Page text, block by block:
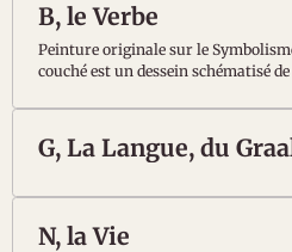
B, le Verbe
Peinture originale sur le
couché est un dessein schématisé
(boire, buccal, bec, biberon,
balbutier, bégayer, bavard,
G, La Langue, du
N, la Vie